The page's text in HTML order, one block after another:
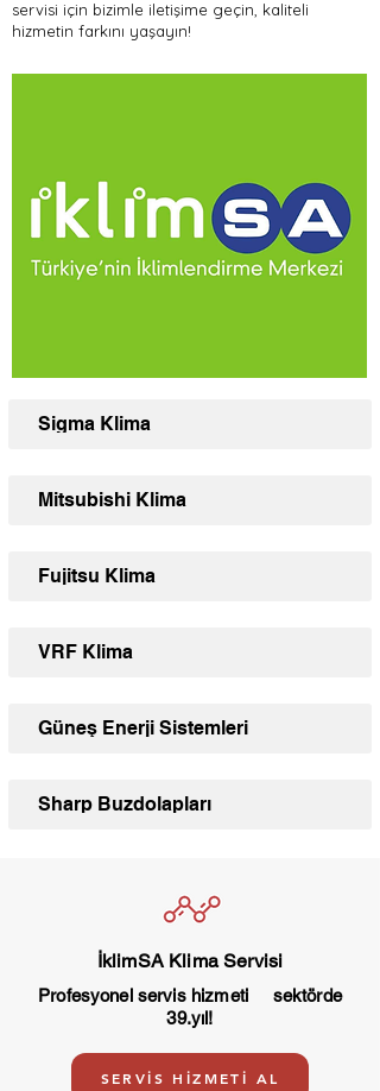
servisi için bizimle iletişime geçin, kaliteli
hizmetin farkını yaşayın!
Sigma Klima
Mitsubishi Klima
Fujitsu Klima
VRF Klima
Güneş Enerji Sistemleri
Sharp Buzdolapları
İklimSA Klima Servisi
Profesyonel servis hizmeti sektörde
39.yıl!
SERVİS HİZMETİ AL